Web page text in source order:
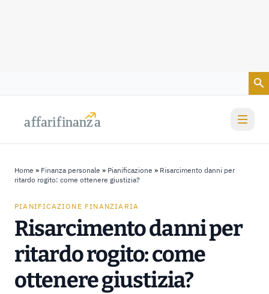
affarifinanza
affarifinanza
Home » Finanza personale » Pianificazione » Risarcimento danni per
ritardo rogito: come ottenere giustizia?
PIANIFICAZIONE FINANZIARIA
Risarcimento danni per
ritardo rogito: come
ottenere giustizia?